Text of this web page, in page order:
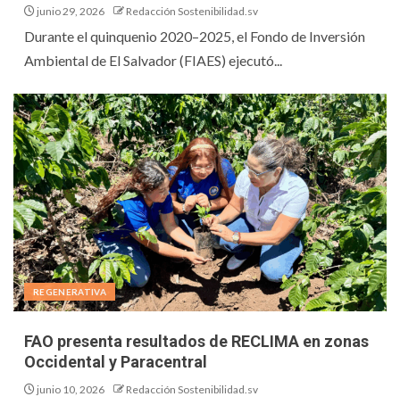
junio 29, 2026 Redacción Sostenibilidad.sv
Durante el quinquenio 2020–2025, el Fondo de Inversión
Ambiental de El Salvador (FIAES) ejecutó...
REGENERATIVA
FAO presenta resultados de RECLIMA en zonas
Occidental y Paracentral
junio 10, 2026 Redacción Sostenibilidad.sv